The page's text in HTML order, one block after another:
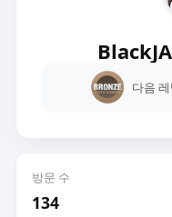
다음
방문 수
134